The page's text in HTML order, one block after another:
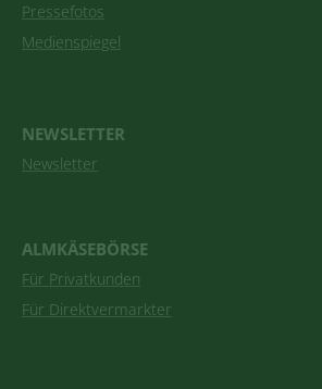
Pressefotos
Medienspiegel
NEWSLETTER
Newsletter
ALMKÄSEBÖRSE
Für Privatkunden
Für Direktvermarkter